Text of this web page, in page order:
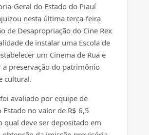
Geral do Estado do Piauí
nesta última terça-feira
de Desapropriação do Cine Rex
de instalar uma Escola de
um Cinema de Rua e
a preservação do patrimônio
cultural.
avaliado por equipe de
Estado no valor de R$ 6,5
qual deve ser depositado em